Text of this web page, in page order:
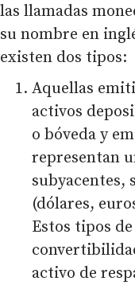
las llamadas
su nombre en
existen dos tipos:
Aquellas
activos
o bóveda y
representan
subyacentes,
(dólares,
Estos tipos
activo de